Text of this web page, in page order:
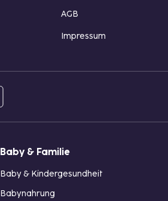
AGB
Impressum
Baby & Familie
Baby & Kindergesundheit
Babynahrung